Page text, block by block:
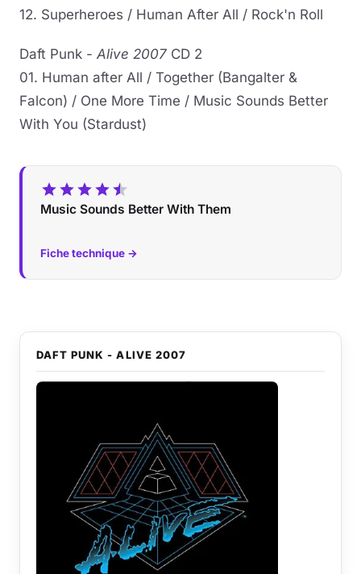
12. Superheroes / Human After All / Rock'n Roll
Daft Punk - Alive 2007 CD 2
01. Human after All / Together (Bangalter &
Falcon) / One More Time / Music Sounds Better
With You (Stardust)
Music Sounds Better With Them
Fiche technique →
DAFT PUNK - ALIVE 2007